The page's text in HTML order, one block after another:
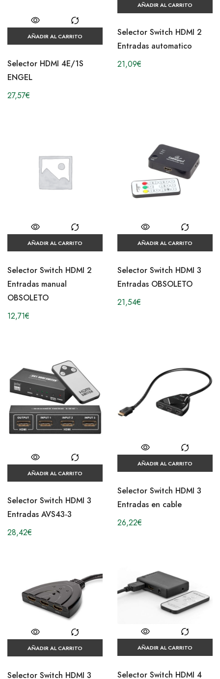
AÑADIR AL CARRITO
Selector HDMI 4E/1S
ENGEL
27,57€
AÑADIR AL CARRITO
Selector Switch HDMI 2
Entradas automatico
21,09€
AÑADIR AL CARRITO
Selector Switch HDMI 2
Entradas manual
OBSOLETO
12,71€
AÑADIR AL CARRITO
Selector Switch HDMI 3
Entradas OBSOLETO
21,54€
AÑADIR AL CARRITO
Selector Switch HDMI 3
Entradas AVS43-3
28,42€
AÑADIR AL CARRITO
Selector Switch HDMI 3
Entradas en cable
26,22€
AÑADIR AL CARRITO
Selector Switch HDMI 3
AÑADIR AL CARRITO
Selector Switch HDMI 4